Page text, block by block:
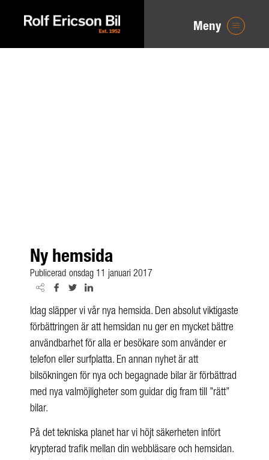
Meny
Ny hemsida
Publicerad onsdag 11 januari 2017
Idag släpper vi vår nya hemsida. Den absolut viktigaste
förbättringen är att hemsidan nu ger en mycket bättre
användbarhet för alla er besökare som använder er
telefon eller surfplatta. En annan nyhet är att
bilsökningen för nya och begagnade bilar är förbättrad
med nya valmöjligheter som guidar dig fram till ”rätt”
bilar.
På det tekniska planet har vi höjt säkerheten infört
krypterad trafik mellan din webbläsare och hemsidan.